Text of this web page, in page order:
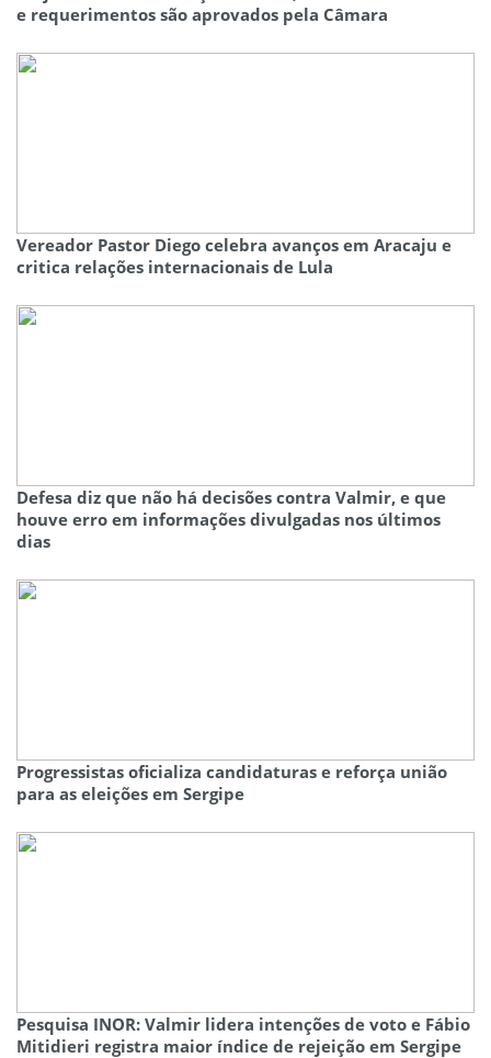
e requerimentos são aprovados pela Câmara
Vereador Pastor Diego celebra avanços em Aracaju e
critica relações internacionais de Lula
Defesa diz que não há decisões contra Valmir, e que
houve erro em informações divulgadas nos últimos
dias
Progressistas oficializa candidaturas e reforça união
para as eleições em Sergipe
Pesquisa INOR: Valmir lidera intenções de voto e Fábio
Mitidieri registra maior índice de rejeição em Sergipe